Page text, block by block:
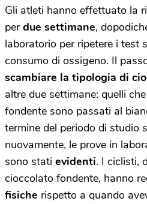
Gli atleti hanno effettuato la
perdue settimane,
laboratorio per ripetere i test
consumo di ossigeno. Il
scambiare la tipologia di
altre due settimane: quelli
fondente sono passati al
termine del periodo di studio
nuovamente, le prove in
sono stati evidenti. I ciclisti,
cioccolato fondente, hanno
fisiche rispetto a quando